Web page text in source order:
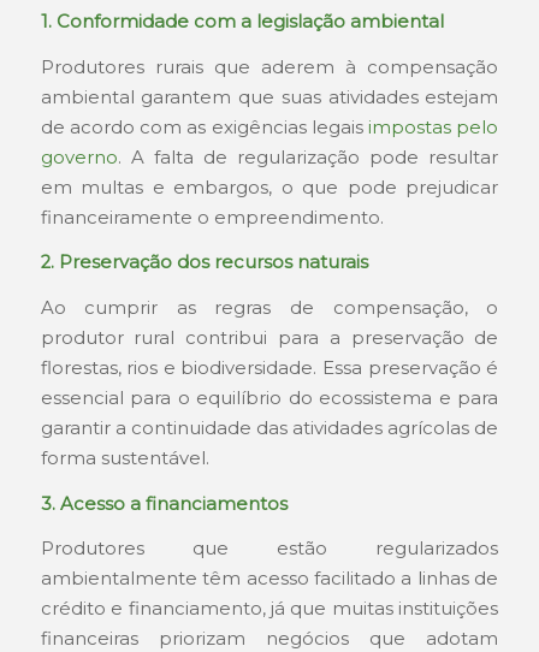
1. Conformidade com a legislação ambiental
Produtores rurais que aderem à compensação
ambiental garantem que suas atividades estejam
de acordo com as exigências legaisimpostas pelo
governo. A falta de regularização pode resultar
em multas e embargos, o que pode prejudicar
financeiramente o empreendimento.
2. Preservação dos recursos naturais
Ao cumprir as regras de compensação, o
produtor rural contribui para a preservação de
florestas, rios e biodiversidade. Essa preservação é
essencial para o equilíbrio do ecossistema e para
garantir a continuidade das atividades agrícolas de
forma sustentável.
3. Acesso a financiamentos
Produtores que estão regularizados
ambientalmente têm acesso facilitado a linhas de
crédito e financiamento, já que muitas instituições
financeiras priorizam negócios que adotam